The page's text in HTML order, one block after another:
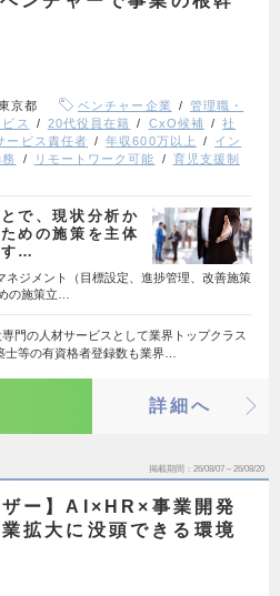
京都 ベンチャー企業
管理職・
ス 20代役員在籍 CxO候補
社
ービス責任者 年収600万以上
イン
リモートワーク可能
育児支援制
で、現状分析か
めの施策を主体
す…
ネジメント（目標設定、進捗管理、改善施策
の施策立…
門の人材サービスとして業界トップクラス
士等の有資格者登録数も業界…
詳細へ
掲載期間 26/08/07～26/08/20
ザー】AI×HR×事業開発
拡大に没頭できる環境